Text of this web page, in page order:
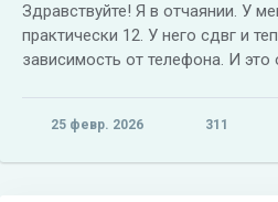
Здравствуйте! Я в отчаянии. У
практически 12. У него сдвг и
зависимость от телефона. И это
25 февр. 2026 311